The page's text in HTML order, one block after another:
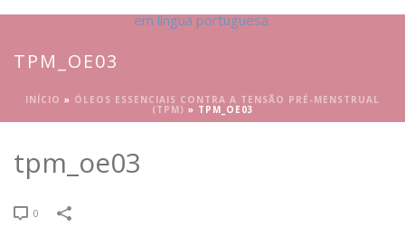
TPM_OE03
INÍCIO » ÓLEOS ESSENCIAIS CONTRA A TENSÃO PRÉ-MENSTRUAL
(TPM) » TPM_OE03
tpm_oe03
0